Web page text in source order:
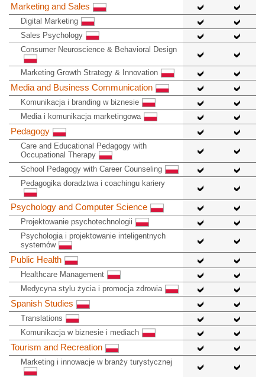
Marketing and Sales
Digital Marketing
Sales Psychology
Consumer Neuroscience & Behavioral Design
Marketing Growth Strategy & Innovation
Media and Business Communication
Komunikacja i branding w biznesie
Media i komunikacja marketingowa
Pedagogy
Care and Educational Pedagogy with
Occupational Therapy
School Pedagogy with Career Counseling
Pedagogika doradztwa i coachingu kariery
Psychology and Computer Science
Projektowanie psychotechnologii
Psychologia i projektowanie inteligentnych
systemów
Public Health
Healthcare Management
Medycyna stylu życia i promocja zdrowia
Spanish Studies
Translations
Komunikacja w biznesie i mediach
Tourism and Recreation
Marketing i innowacje w branży turystycznej